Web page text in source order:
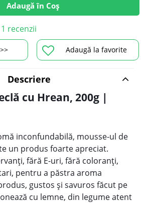
1 recenzii
Adaugă la favorite
Adaugă în Coș
Descriere
cu Hrean, 200g |
inconfundabilă, mousse-ul de
un produs foarte apreciat.
fără E-uri, fără coloranți,
pentru a păstra aroma
gustos și savuros făcut pe
cu lemne, din legume atent